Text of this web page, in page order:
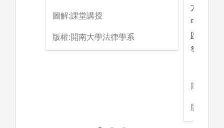
圖解:課堂講授
版權:開南大學法律學系
方法院
中心，
區各律
等實習
圖解:實
版權:開